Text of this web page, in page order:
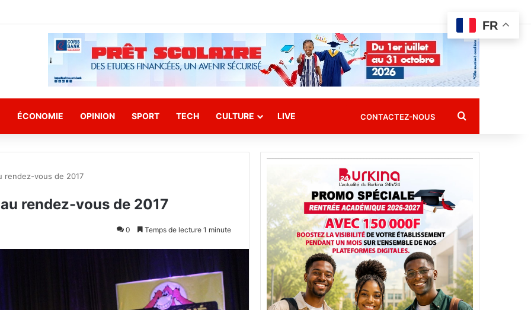
ÉCONOMIE OPINION SPORT TECH CULTURE LIVE CONTACTEZ-NOUS Rechercher
rendez-vous de 2017
rendez-vous de 2017
0 Temps de lecture 1 minute
FR